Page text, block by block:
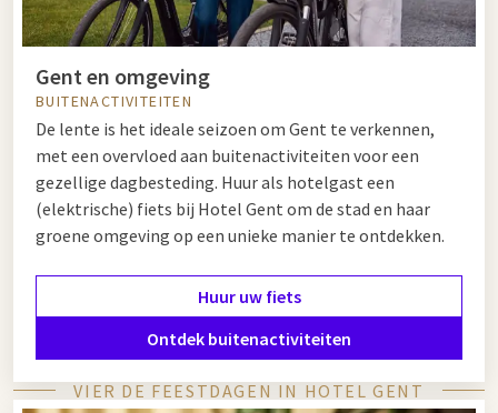
Gent en omgeving
BUITENACTIVITEITEN
De lente is het ideale seizoen om Gent te verkennen,
met een overvloed aan buitenactiviteiten voor een
gezellige dagbesteding. Huur als hotelgast een
(elektrische) fiets bij Hotel Gent om de stad en haar
groene omgeving op een unieke manier te ontdekken.
Huur uw fiets
Ontdek buitenactiviteiten
VIER DE FEESTDAGEN IN HOTEL GENT